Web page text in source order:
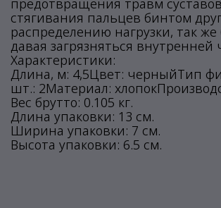
предотвращения травм
стягивания пальцев бинтом
распределению нагрузки, так
давая загрязняться внутренней
Характеристики:
Длина, м: 4,5Цвет: черныйТип
шт.: 2Материал:
Вес брутто: 0.105 кг.
Длина упаковки: 13 см.
Ширина упаковки: 7 см.
Высота упаковки: 6.5 см.